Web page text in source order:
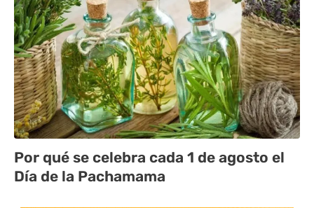
Por qué se celebra cada 1 de agosto el
Día de la Pachamama